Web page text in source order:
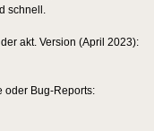
schnell.
akt. Version (April 2023):
oder Bug-Reports: